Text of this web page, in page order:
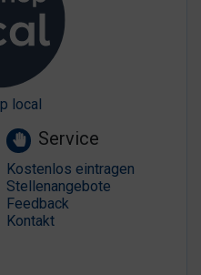
local
Service
Kostenlos eintragen
Stellenangebote
Feedback
Kontakt